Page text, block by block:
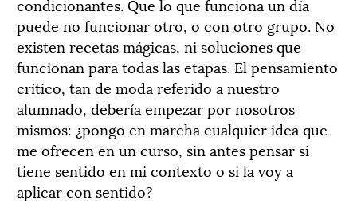
puede no funcionar otro, o con otro grupo. No
existen recetas mágicas, ni soluciones que
funcionan para todas las etapas. El pensamiento
crítico, tan de moda referido a nuestro
alumnado, debería empezar por nosotros
mismos: ¿pongo en marcha cualquier idea que
me ofrecen en un curso, sin antes pensar si
tiene sentido en mi contexto o si la voy a
aplicar con sentido?